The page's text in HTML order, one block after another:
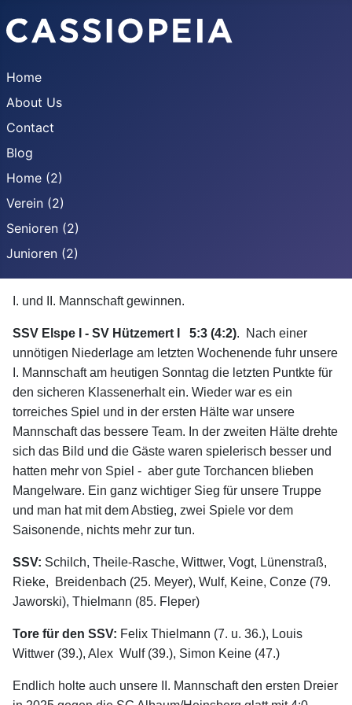
Home
About Us
Contact
Blog
Home (2)
Verein (2)
Senioren (2)
Junioren (2)
I. und II. Mannschaft gewinnen.
SSV Elspe I - SV Hützemert I 5:3 (4:2). Nach einer
unnötigen Niederlage am letzten Wochenende fuhr unsere
I. Mannschaft am heutigen Sonntag die letzten Puntkte für
den sicheren Klassenerhalt ein. Wieder war es ein
torreiches Spiel und in der ersten Hälte war unsere
Mannschaft das bessere Team. In der zweiten Hälte drehte
sich das Bild und die Gäste waren spielerisch besser und
hatten mehr von Spiel - aber gute Torchancen blieben
Mangelware. Ein ganz wichtiger Sieg für unsere Truppe
und man hat mit dem Abstieg, zwei Spiele vor dem
Saisonende, nichts mehr zur tun.
SSV: Schilch, Theile-Rasche, Wittwer, Vogt, Lünenstraß,
Rieke, Breidenbach (25. Meyer), Wulf, Keine, Conze (79.
Jaworski), Thielmann (85. Fleper)
Tore für den SSV: Felix Thielmann (7. u. 36.), Louis
Wittwer (39.), Alex Wulf (39.), Simon Keine (47.)
Endlich holte auch unsere II. Mannschaft den ersten Dreier